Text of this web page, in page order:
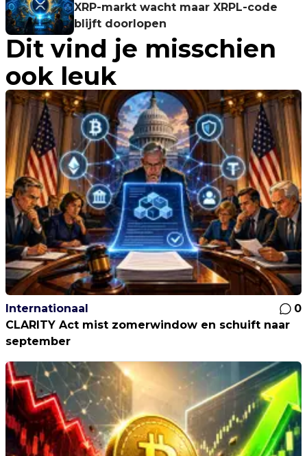
XRP-markt wacht maar XRPL-code
blijft doorlopen
Dit vind je misschien
ook leuk
Internationaal
0
CLARITY Act mist zomerwindow en schuift naar
september